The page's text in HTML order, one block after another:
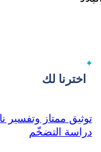
اخترنا لك
توثيق ممتاز وتفسير
دراسة التضخّم